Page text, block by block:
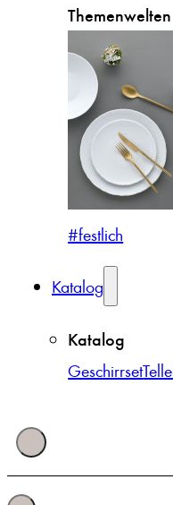
Themenwelten
#festlich
Katalog
Katalog
Geschirrset